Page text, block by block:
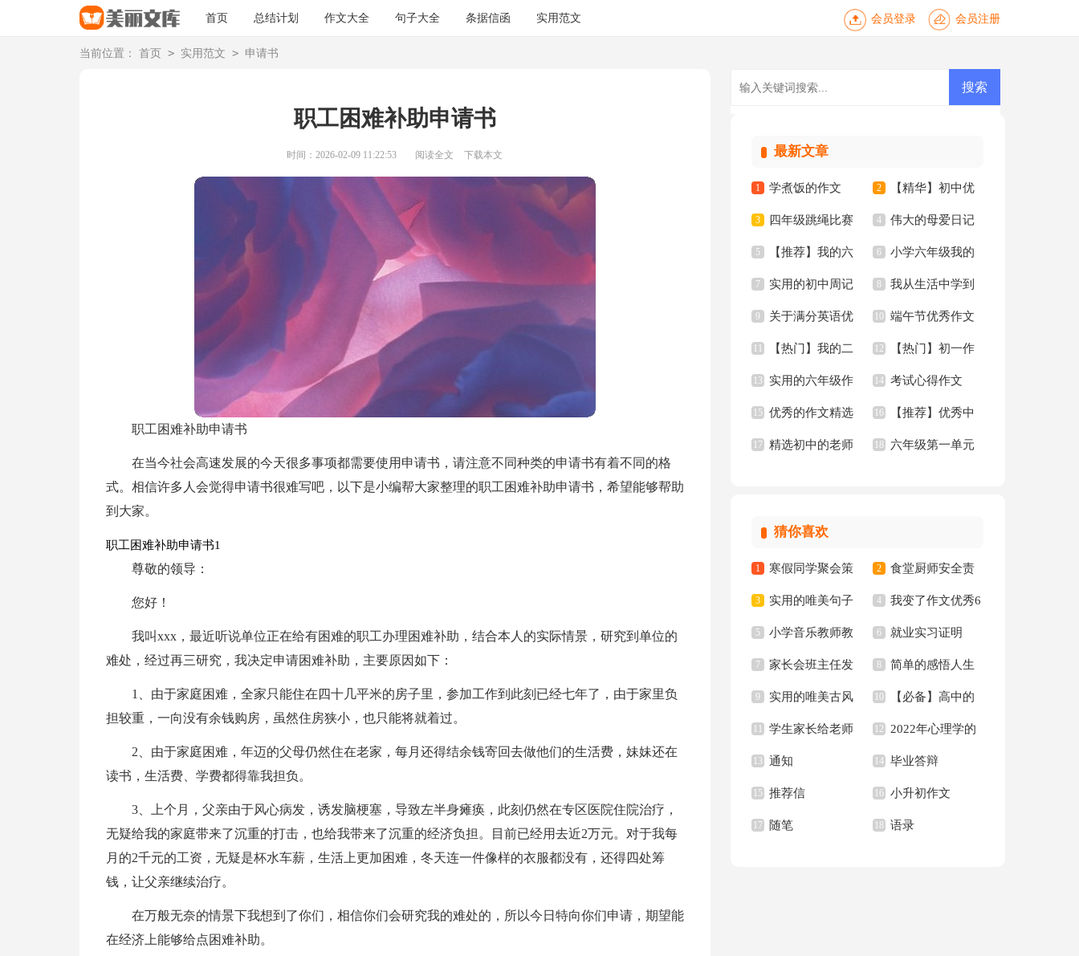
首页 总结计划 作文大全 句子大全 条据信函 实用范文 会员登录 会员注册
当前位置： 首页 > 实用范文 > 申请书
职工困难补助申请书
时间：2026-02-09 11:22:53 阅读全文 下载本文
职工困难补助申请书
在当今社会高速发展的今天很多事项都需要使用申请书，请注意不同种类的申请书有着不同的格
式。相信许多人会觉得申请书很难写吧，以下是小编帮大家整理的职工困难补助申请书，希望能够帮助
到大家。
职工困难补助申请书1
尊敬的领导：
您好！
我叫xxx，最近听说单位正在给有困难的职工办理困难补助，结合本人的实际情景，研究到单位的
难处，经过再三研究，我决定申请困难补助，主要原因如下：
1、由于家庭困难，全家只能住在四十几平米的房子里，参加工作到此刻已经七年了，由于家里负
担较重，一向没有余钱购房，虽然住房狭小，也只能将就着过。
2、由于家庭困难，年迈的父母仍然住在老家，每月还得结余钱寄回去做他们的生活费，妹妹还在
读书，生活费、学费都得靠我担负。
3、上个月，父亲由于风心病发，诱发脑梗塞，导致左半身瘫痪，此刻仍然在专区医院住院治疗，
无疑给我的家庭带来了沉重的打击，也给我带来了沉重的经济负担。目前已经用去近2万元。对于我每
月的2千元的工资，无疑是杯水车薪，生活上更加困难，冬天连一件像样的衣服都没有，还得四处筹
钱，让父亲继续治疗。
在万般无奈的情景下我想到了你们，相信你们会研究我的难处的，所以今日特向你们申请，期望能
在经济上能够给点困难补助。
最新文章
1 学煮饭的作文 2 【精华】初中优
秀作文10篇
3 四年级跳绳比赛
作文合集10篇
4 伟大的母爱日记
5 【推荐】我的六
年级小学作文汇编6
篇
6 小学六年级我的
同桌作文
7 实用的初中周记
汇总五篇
8 我从生活中学到
了语文作文15篇
9 关于满分英语优
秀作文锦集10篇
10 端午节优秀作文
【推荐】
11 【热门】我的二
年级作文300字汇总5
篇
12 【热门】初一作
文汇总10篇
13 实用的六年级作
文集合5篇
14 考试心得作文
15 优秀的作文精选
15篇
16 【推荐】优秀中
学作文三篇
17 精选初中的老师 18 六年级第一单元
猜你喜欢
1 寒假同学聚会策
划书
2 食堂厨师安全责
任书
3 实用的唯美句子
65条
4 我变了作文优秀6
篇
5 小学音乐教师教
学心得
6 就业实习证明
7 家长会班主任发
言稿集合15篇
8 简单的感悟人生
的格言集锦94条
9 实用的唯美古风
句子合集36句
10 【必备】高中的
作文集合八篇
11 学生家长给老师
的感谢信合集6篇
12 2022年心理学的
语录
13 通知 14 毕业答辩
15 推荐信 16 小升初作文
17 随笔 18 语录